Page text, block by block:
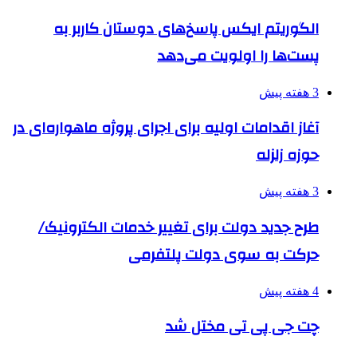
الگوریتم ایکس پاسخ‌های دوستان کاربر به
پست‌ها را اولویت می‌دهد
3 هفته پیش
آغاز اقدامات اولیه برای اجرای پروژه ماهواره‌ای در
حوزه زلزله
3 هفته پیش
طرح جدید دولت برای تغییر خدمات الکترونیک/
حرکت به سوی دولت پلتفرمی
4 هفته پیش
چت جی پی تی مختل شد